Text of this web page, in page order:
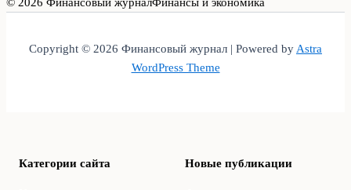
Copyright © 2026 Финансовый журнал | Powered byAstra
WordPress Theme
Категории сайта Новые публикации